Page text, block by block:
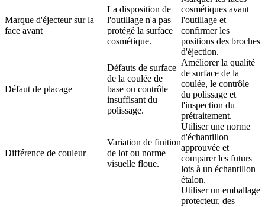
Marque d'éjecteur sur la
face avant
La disposition de
l'outillage n'a pas
protégé la surface
cosmétique.
cosmétiques avant
l'outillage et
confirmer les
positions des broches
d'éjection.
Défaut de placage
Défauts de surface
de la coulée de
base ou contrôle
insuffisant du
polissage.
Améliorer la qualité
de surface de la
coulée, le contrôle
du polissage et
l'inspection du
prétraitement.
Différence de couleur
Variation de finition
de lot ou norme
visuelle floue.
Utiliser une norme
d'échantillon
approuvée et
comparer les futurs
lots à un échantillon
étalon.
Utiliser un emballage
protecteur, des